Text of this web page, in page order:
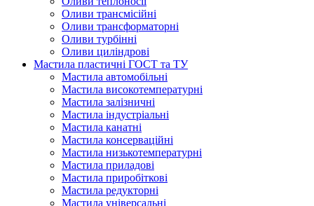
Оливи трансмісійні
Оливи трансформаторні
Оливи турбінні
Оливи циліндрові
Мастила пластичні ГОСТ та ТУ
Мастила автомобільні
Мастила високотемпературні
Мастила залізничні
Мастила індустріальні
Мастила канатні
Мастила консерваційні
Мастила низькотемпературні
Мастила приладові
Мастила приробіткові
Мастила редукторні
Мастила універсальні